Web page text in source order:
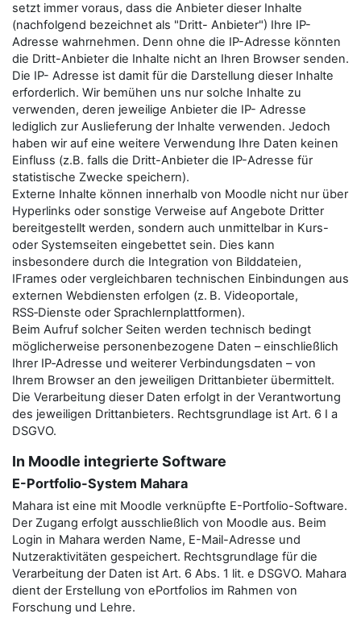
setzt immer voraus, dass die Anbieter dieser Inhalte
(nachfolgend bezeichnet als "Dritt- Anbieter") Ihre IP-
Adresse wahrnehmen. Denn ohne die IP-Adresse könnten
die Dritt-Anbieter die Inhalte nicht an Ihren Browser senden.
Die IP- Adresse ist damit für die Darstellung dieser Inhalte
erforderlich. Wir bemühen uns nur solche Inhalte zu
verwenden, deren jeweilige Anbieter die IP- Adresse
lediglich zur Auslieferung der Inhalte verwenden. Jedoch
haben wir auf eine weitere Verwendung Ihre Daten keinen
Einfluss (z.B. falls die Dritt-Anbieter die IP-Adresse für
statistische Zwecke speichern).
Externe Inhalte können innerhalb von Moodle nicht nur über
Hyperlinks oder sonstige Verweise auf Angebote Dritter
bereitgestellt werden, sondern auch unmittelbar in Kurs-
oder Systemseiten eingebettet sein. Dies kann
insbesondere durch die Integration von Bilddateien,
IFrames oder vergleichbaren technischen Einbindungen aus
externen Webdiensten erfolgen (z. B. Videoportale,
RSS‑Dienste oder Sprachlernplattformen).
Beim Aufruf solcher Seiten werden technisch bedingt
möglicherweise personenbezogene Daten – einschließlich
Ihrer IP‑Adresse und weiterer Verbindungsdaten – von
Ihrem Browser an den jeweiligen Drittanbieter übermittelt.
Die Verarbeitung dieser Daten erfolgt in der Verantwortung
des jeweiligen Drittanbieters. Rechtsgrundlage ist Art. 6 I a
DSGVO.
In Moodle integrierte Software
E-Portfolio-System Mahara
Mahara ist eine mit Moodle verknüpfte E-Portfolio-Software.
Der Zugang erfolgt ausschließlich von Moodle aus. Beim
Login in Mahara werden Name, E-Mail-Adresse und
Nutzeraktivitäten gespeichert. Rechtsgrundlage für die
Verarbeitung der Daten ist Art. 6 Abs. 1 lit. e DSGVO. Mahara
dient der Erstellung von ePortfolios im Rahmen von
Forschung und Lehre.